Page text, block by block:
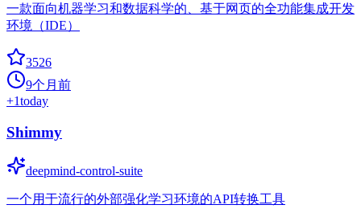
一款面向机器学习和数据科学的、基于网页的全功能集成开发
环境（IDE）
3526
9个月前
+1today
Shimmy
deepmind-control-suite
一个用于流行的外部强化学习环境的API转换工具